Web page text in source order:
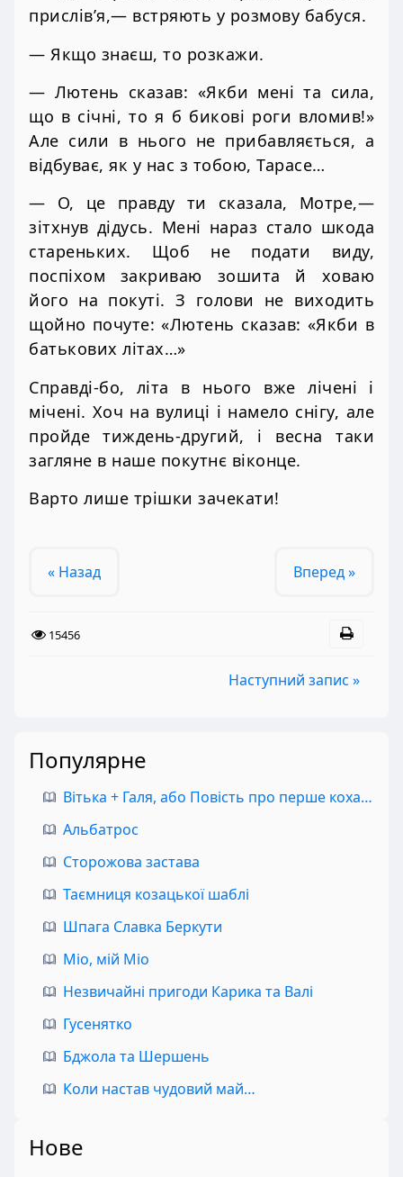
прислів’я,— встряють у розмову бабуся.
— Якщо знаєш, то розкажи.
— Лютень сказав: «Якби мені та сила,
що в січні, то я б бикові роги вломив!»
Але сили в нього не прибавляється, а
відбуває, як у нас з тобою, Тарасе…
— О, це правду ти сказала, Мотре,—
зітхнув дідусь. Мені нараз стало шкода
стареньких. Щоб не подати виду,
поспіхом закриваю зошита й ховаю
його на покуті. З голови не виходить
щойно почуте: «Лютень сказав: «Якби в
батькових літах…»
Справді-бо, літа в нього вже лічені і
мічені. Хоч на вулиці і намело снігу, але
пройде тиждень-другий, і весна таки
загляне в наше покутнє віконце.
Варто лише трішки зачекати!
« Назад Вперед »
15456
Наступний запис »
Популярне
Вітька + Галя, або Повість про перше кохання
Альбатрос
Сторожова застава
Таємниця козацької шаблі
Шпага Славка Беркути
Міо, мій Міо
Незвичайні пригоди Карика та Валі
Гусенятко
Бджола та Шершень
Коли настав чудовий май…
Нове